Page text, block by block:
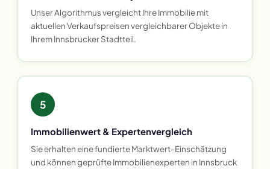
Unser Algorithmus vergleicht Ihre Immobilie mit
aktuellen Verkaufspreisen vergleichbarer Objekte in
Ihrem Innsbrucker Stadtteil.
5
Immobilienwert & Expertenvergleich
Sie erhalten eine fundierte Marktwert-Einschätzung
und können geprüfte Immobilienexperten in Innsbruck